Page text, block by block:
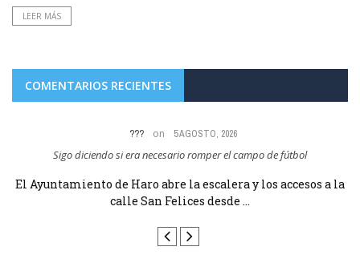
LEER MÁS
COMENTARIOS RECIENTES
??? on 5 AGOSTO, 2026
Sigo diciendo si era necesario romper el campo de fútbol
El Ayuntamiento de Haro abre la escalera y los accesos a la
calle San Felices desde ...